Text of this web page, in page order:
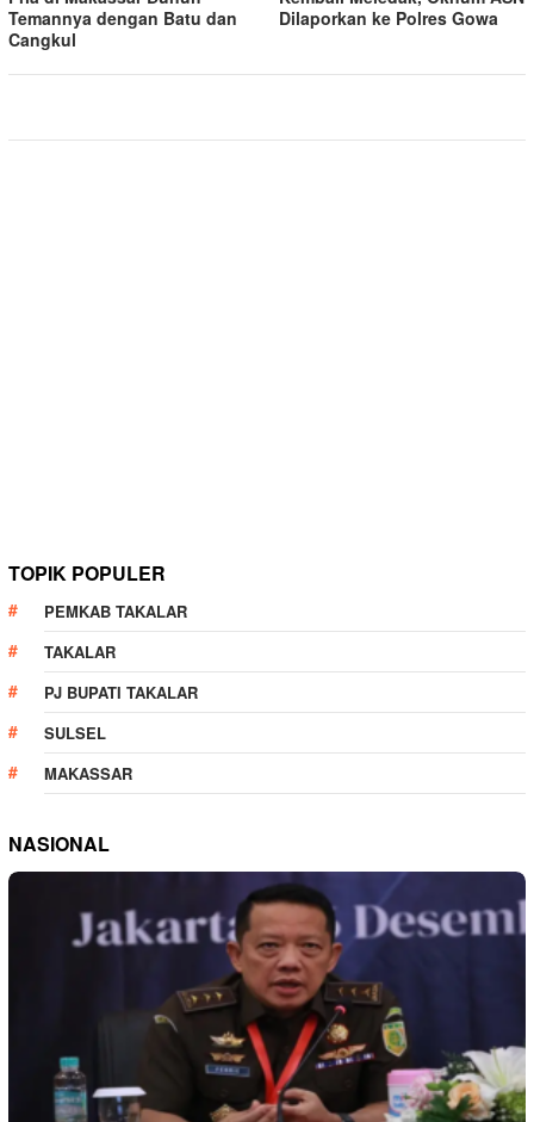
Temannya dengan Batu dan
Cangkul
Dilaporkan ke Polres Gowa
TOPIK POPULER
PEMKAB TAKALAR
TAKALAR
PJ BUPATI TAKALAR
SULSEL
MAKASSAR
NASIONAL